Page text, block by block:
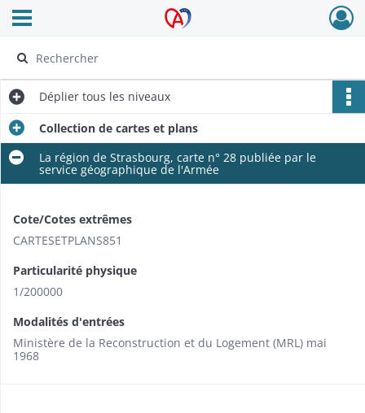
Archives Alsace - Colmar
Ouvrir le menu déroulant
Déplier tous les niveaux
Collection de cartes et plans
La région de Strasbourg, carte n° 28 publiée par le
service géographique de l'Armée
Cote/Cotes extrêmes
CARTESETPLANS851
Particularité physique
1/200000
Modalités d'entrées
Ministère de la Reconstruction et du Logement (MRL) mai
1968